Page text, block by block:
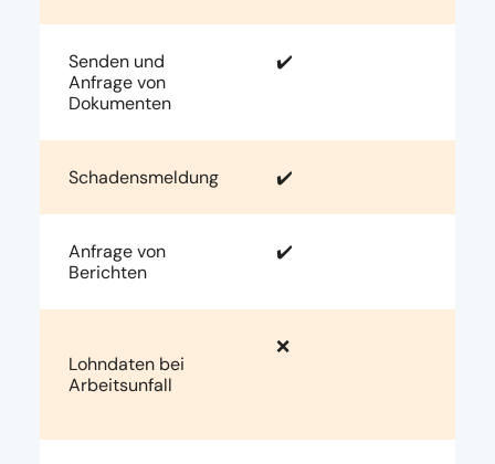
Senden und
Anfrage von
Dokumenten
✔️
Schadensmeldung ✔️
Anfrage von
Berichten
✔️
Lohndaten bei
Arbeitsunfall
❌